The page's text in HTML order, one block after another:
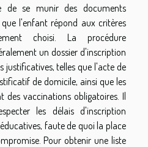
de se munir des documents
l'enfant répond aux critères
choisi. La procédure
un dossier d'inscription
justificatives, telles que l'acte de
de domicile, ainsi que les
des vaccinations obligatoires. Il
les délais d'inscription
faute de quoi la place
Pour obtenir une liste